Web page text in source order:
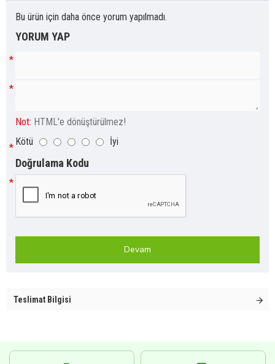
Bu ürün için daha önce yorum yapılmadı.
YORUM YAP
Not: HTML'e dönüştürülmez!
Kötü
İyi
Doğrulama Kodu
Devam
Teslimat Bilgisi